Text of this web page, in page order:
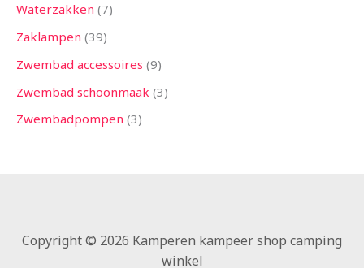
Waterzakken 7
Zaklampen 39
Zwembad accessoires 9
Zwembad schoonmaak 3
Zwembadpompen 3
Copyright © 2026 Kamperen kampeer shop camping
winkel